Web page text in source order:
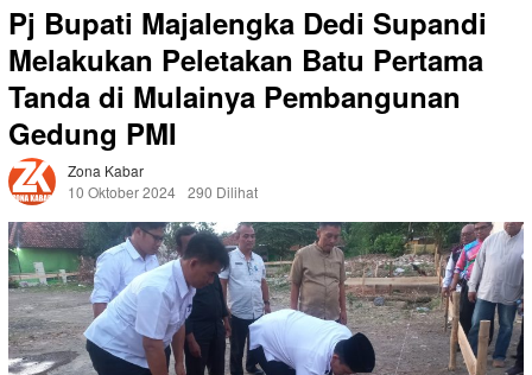
Pj Bupati Majalengka Dedi Supandi
Melakukan Peletakan Batu Pertama
Tanda di Mulainya Pembangunan
Gedung PMI
Zona Kabar
10 Oktober 2024 290 Dilihat